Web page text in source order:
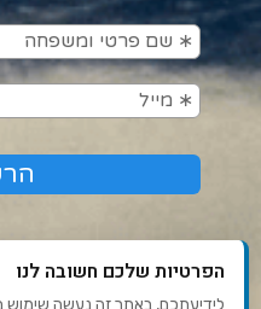
הפרטיות שלכם חשובה לנו